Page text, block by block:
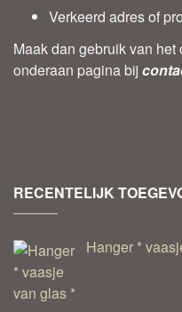
Verkeerd adres of
Maak dan gebruik van
onderaan pagina bij
RECENTELIJK
Hanger *